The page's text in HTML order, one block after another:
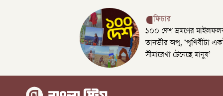
ফিচার
১০০ দেশ ভ্রমণের
তানভীর অপু, ‘পৃথিবীটা
সীমারেখা টেনেছে মানুষ’